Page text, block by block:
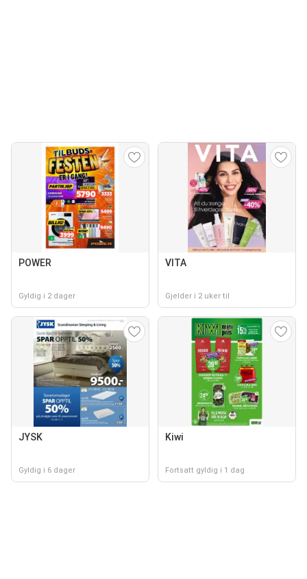
POWER
Gyldig i 2 dager
VITA
Gjelder i 2 uker til
JYSK
Gyldig i 6 dager
Kiwi
Fortsatt gyldig i 1 dag